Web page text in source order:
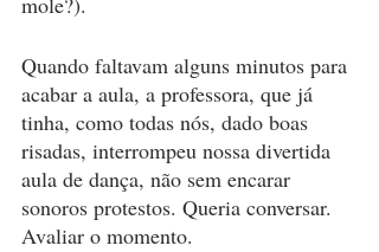
Quando faltavam alguns minutos para
acabar a aula, a professora, que já
tinha, como todas nós, dado boas
risadas, interrompeu nossa divertida
aula de dança, não sem encarar
sonoros protestos. Queria conversar.
Avaliar o momento.